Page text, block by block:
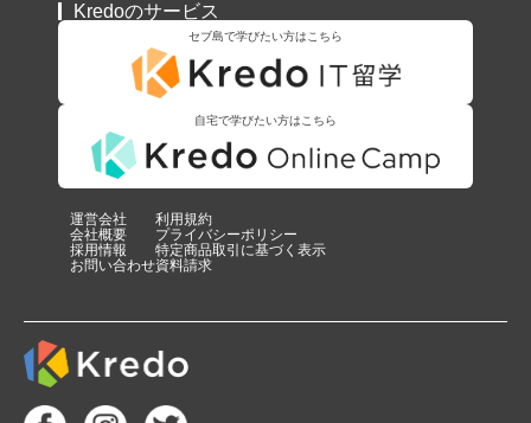
Kredoのサービス
セブ島で学びたい方はこちら
自宅で学びたい方はこちら
運営会社
会社概要
採用情報
お問い合わせ
利用規約
プライバシーポリシー
特定商品取引に基づく表示
資料請求